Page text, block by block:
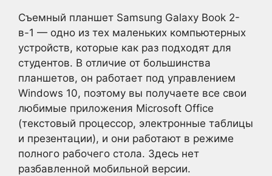
Съемный планшет Samsung Galaxy Book 2-
в-1 — одно из тех маленьких компьютерных
устройств, которые как раз подходят для
студентов. В отличие от большинства
планшетов, он работает под управлением
Windows 10, поэтому вы получаете все свои
любимые приложения Microsoft Office
(текстовый процессор, электронные таблицы
и презентации), и они работают в режиме
полного рабочего стола. Здесь нет
разбавленной мобильной версии.